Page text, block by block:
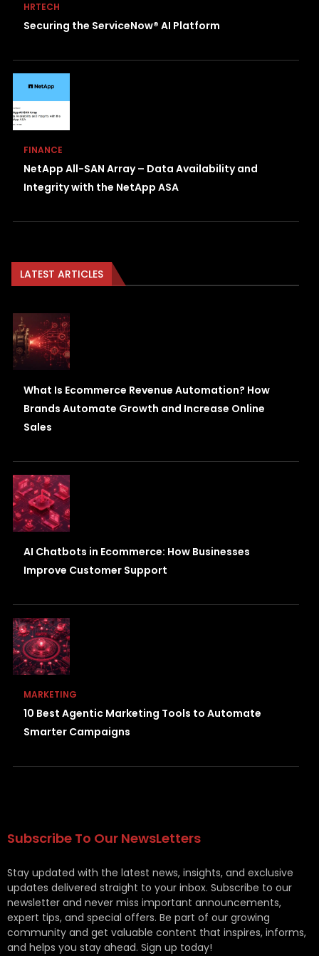
HRTECH
Securing the ServiceNow® AI Platform
FINANCE
NetApp All-SAN Array – Data Availability and
Integrity with the NetApp ASA
LATEST ARTICLES
What Is Ecommerce Revenue Automation? How
Brands Automate Growth and Increase Online
Sales
AI Chatbots in Ecommerce: How Businesses
Improve Customer Support
MARKETING
10 Best Agentic Marketing Tools to Automate
Smarter Campaigns
Subscribe To Our NewsLetters
Stay updated with the latest news, insights, and exclusive
updates delivered straight to your inbox. Subscribe to our
newsletter and never miss important announcements,
expert tips, and special offers. Be part of our growing
community and get valuable content that inspires, informs,
and helps you stay ahead. Sign up today!